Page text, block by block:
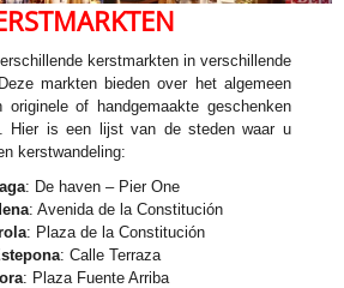
kerstmarkten in verschillende
markten bieden over het algemeen
originele of handgemaakte geschenken
Hier is een lijst van de steden waar u
kerstwandeling:
: De haven – Pier One
: Avenida de la Constitución
: Plaza de la Constitución
: Calle Terraza
: Plaza Fuente Arriba